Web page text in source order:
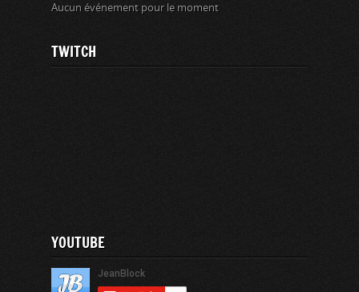
Aucun événement pour le moment
TWITCH
YOUTUBE